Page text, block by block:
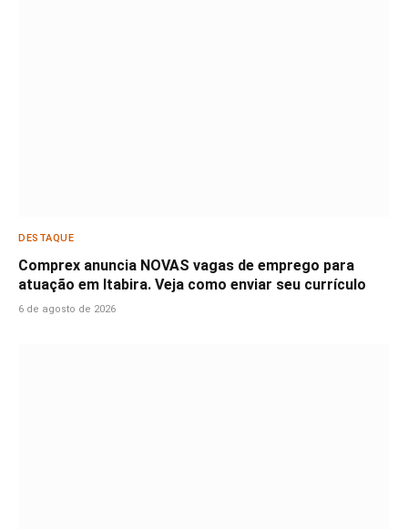
DESTAQUE
Comprex anuncia NOVAS vagas de emprego para
atuação em Itabira. Veja como enviar seu currículo
6 de agosto de 2026